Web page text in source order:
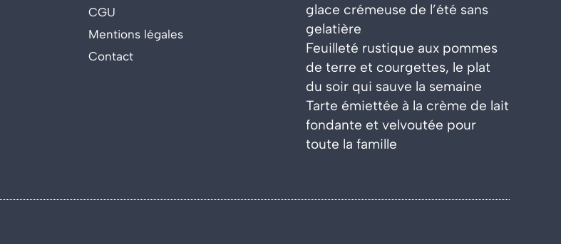
CGU
Mentions légales
Contact
glace crémeuse de l’été sans
gelatière
Feuilleté rustique aux pommes
de terre et courgettes, le plat
du soir qui sauve la semaine
Tarte émiettée à la crème de lait
fondante et velvoutée pour
toute la famille